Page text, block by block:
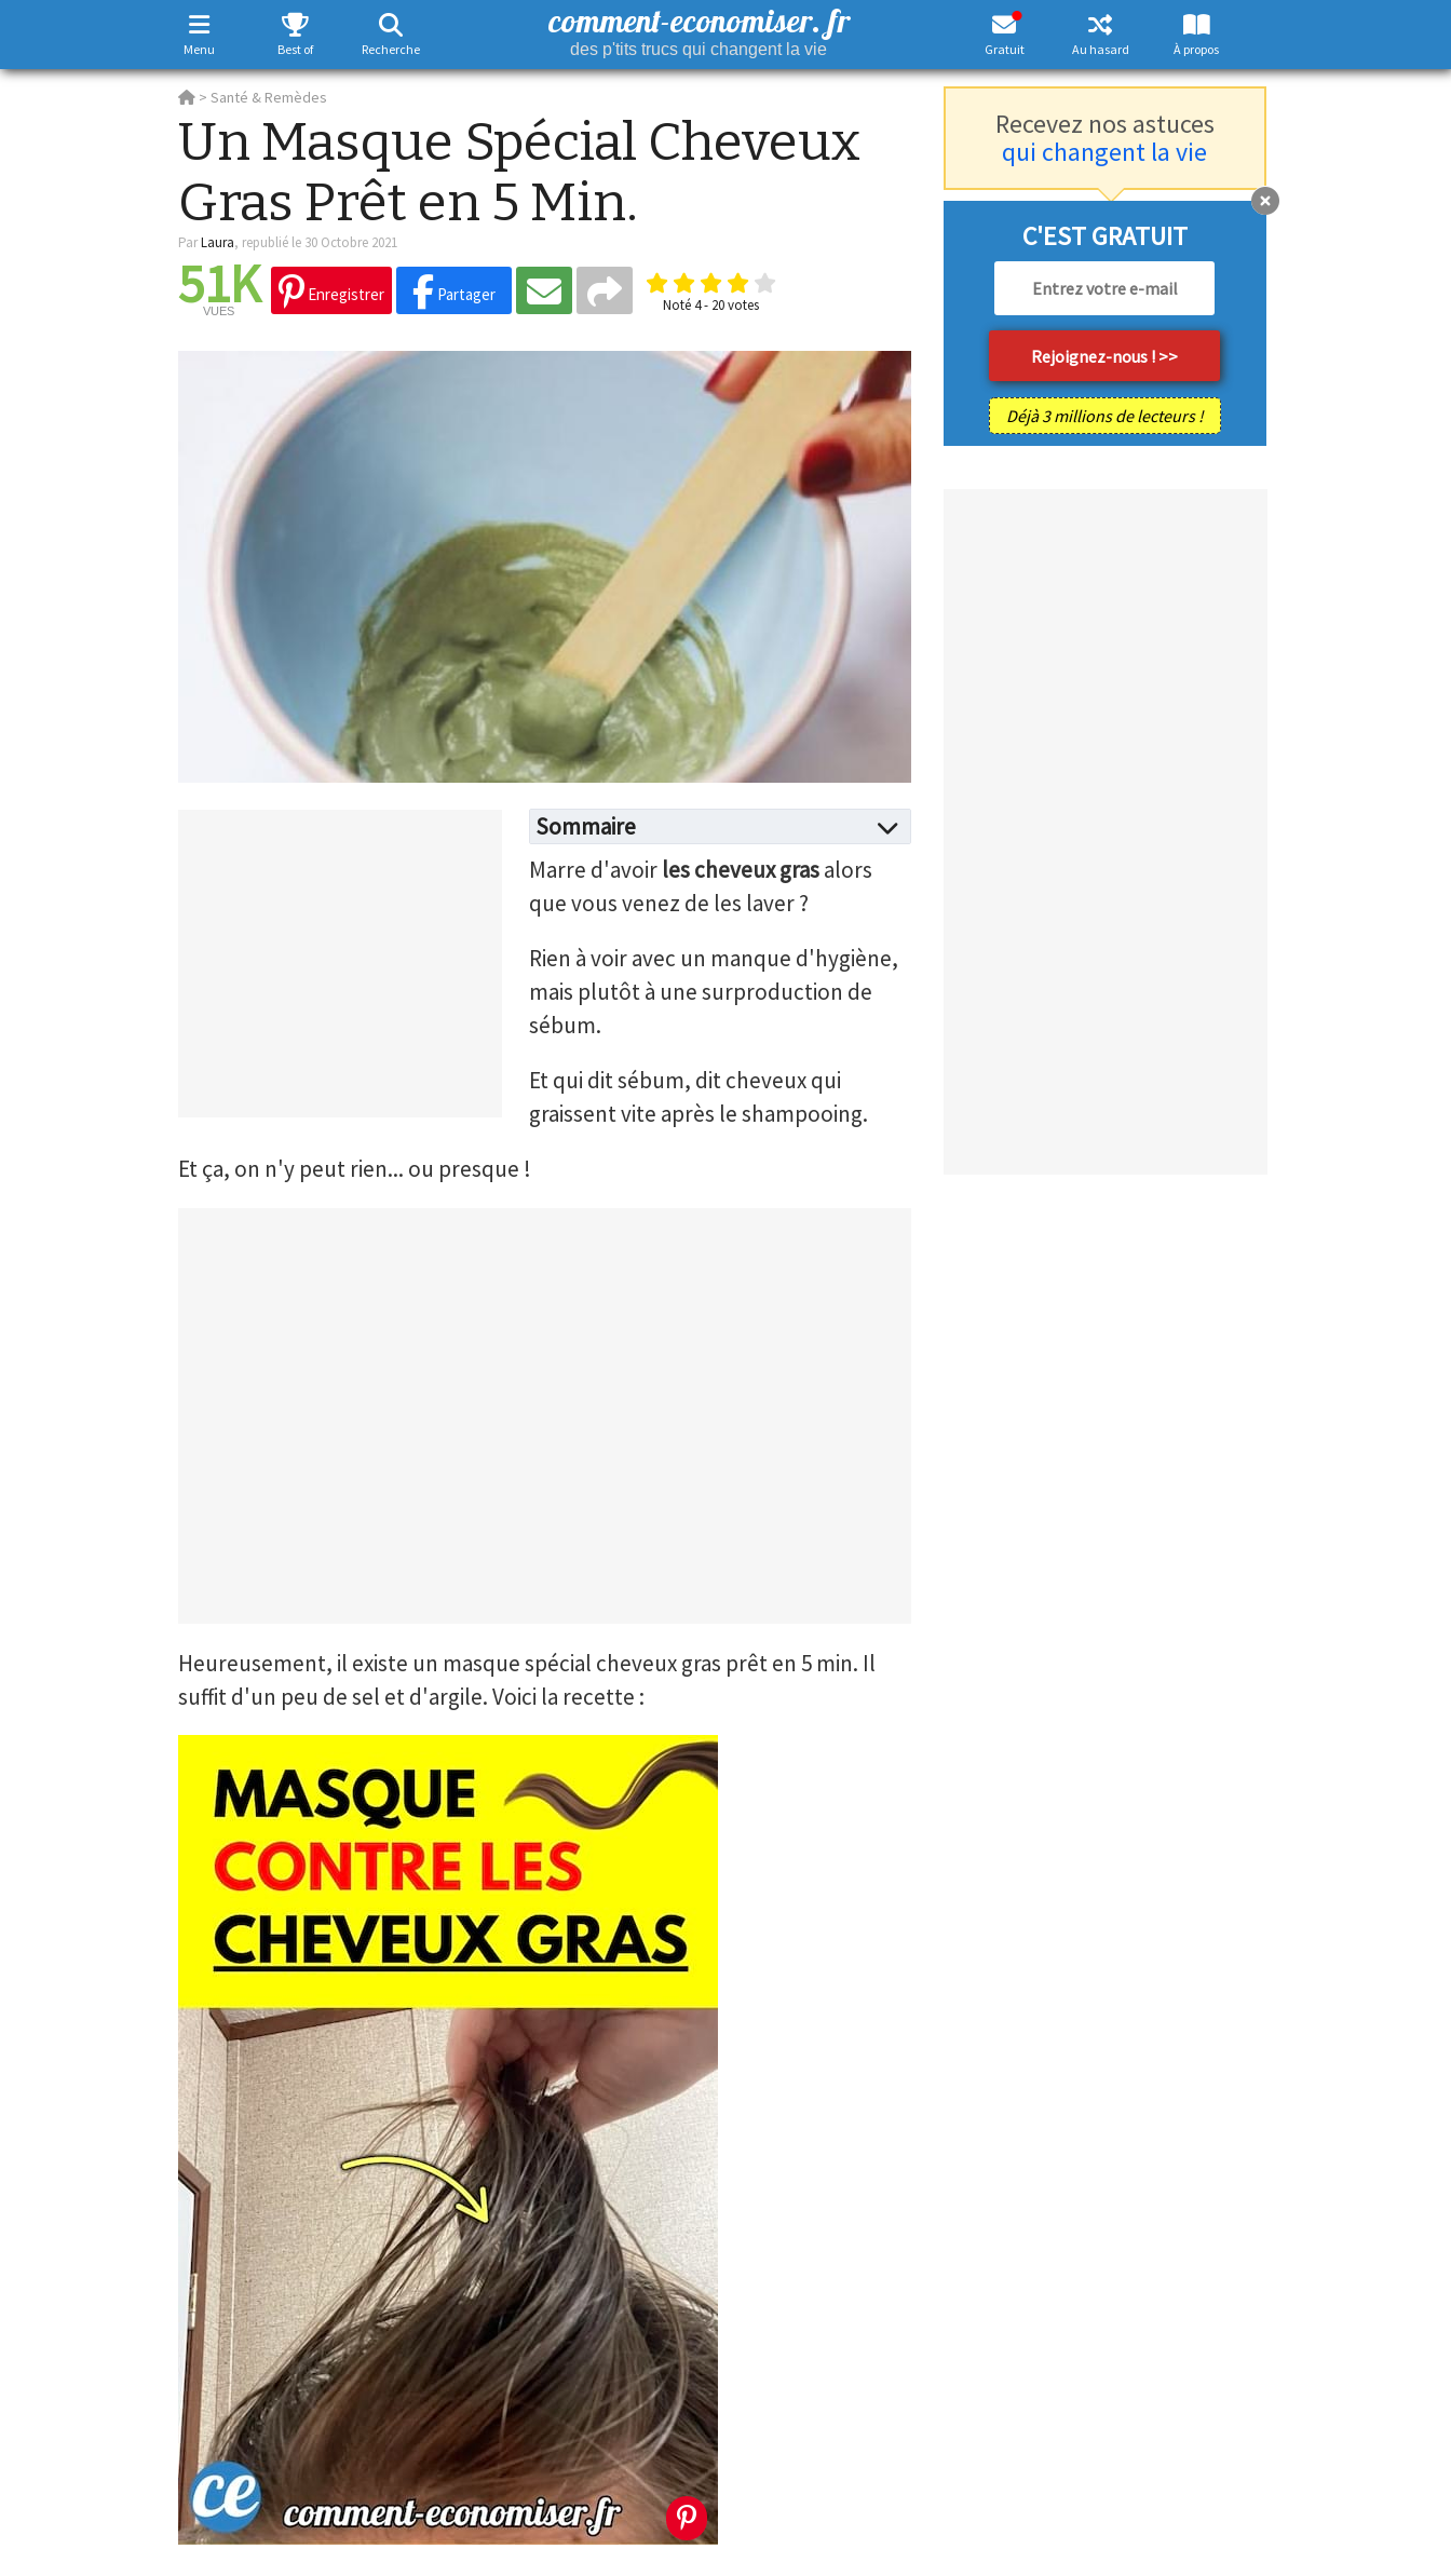
Menu Best of Recherche
comment-economiser. fr
des p'tits trucs qui changent la vie Gratuit Au hasard À propos
> Santé & Remèdes
Un Masque Spécial Cheveux
Gras Prêt en 5 Min.
ParLaura, republié le 30 Octobre 2021
51K
VUES
Enregistrer Partager
Noté4- 20 votes
Sommaire
Marre d'avoir les cheveux grasalors
que vous venez de les laver ?
Rien à voir avec un manque d'hygiène,
mais plutôt à une surproduction de
sébum.
Et qui dit sébum, dit cheveux qui
graissent vite après le shampooing.
Et ça, on n'y peut rien... ou presque !
Heureusement, il existe un masque spécial cheveux gras prêt en 5 min. Il
suffit d'un peu de sel et d'argile. Voici la recette :
Recevez nos astuces
qui changent la vie
C'EST GRATUIT
Déjà 3 millions de lecteurs !